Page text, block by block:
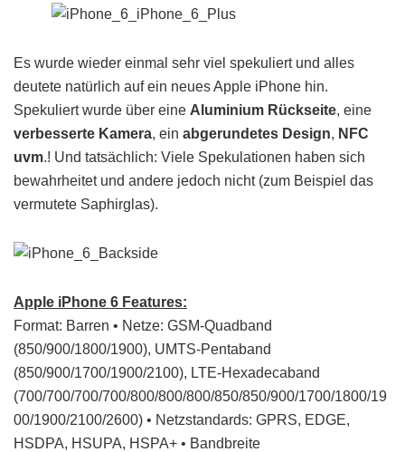
Es wurde wieder einmal sehr viel spekuliert und alles
deutete natürlich auf ein neues Apple iPhone hin.
Spekuliert wurde über eine Aluminium Rückseite, eine
verbesserte Kamera, ein abgerundetes Design, NFC
uvm.! Und tatsächlich: Viele Spekulationen haben sich
bewahrheitet und andere jedoch nicht (zum Beispiel das
vermutete Saphirglas).
Apple iPhone 6 Features:
Format: Barren • Netze: GSM-Quadband
(850/900/1800/1900), UMTS-Pentaband
(850/900/1700/1900/2100), LTE-Hexadecaband
(700/700/700/700/800/800/800/850/850/900/1700/1800/19
00/1900/2100/2600) • Netzstandards: GPRS, EDGE,
HSDPA, HSUPA, HSPA+ • Bandbreite